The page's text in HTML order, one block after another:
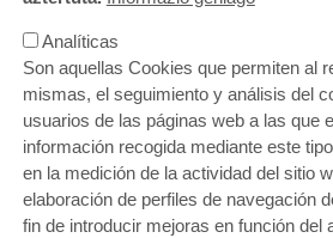
Analíticas
Son aquellas Cookies que permiten al
mismas, el seguimiento y análisis del
usuarios de las páginas web a las que
información recogida mediante este
en la medición de la actividad del sitio
elaboración de perfiles de navegación
fin de introducir mejoras en función del